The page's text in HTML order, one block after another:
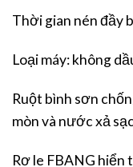
Thời gian nén đầy
Loại máy: không
Ruột bình sơn
mòn và nước xả
Rơ le FBANG hiển